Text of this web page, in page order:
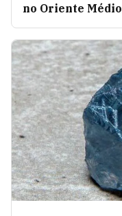
no Oriente Médio